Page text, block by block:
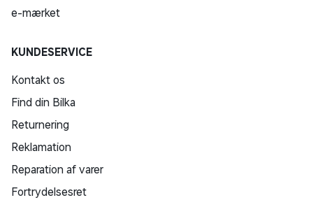
e-mærket
KUNDESERVICE
Kontakt os
Find din Bilka
Returnering
Reklamation
Reparation af varer
Fortrydelsesret